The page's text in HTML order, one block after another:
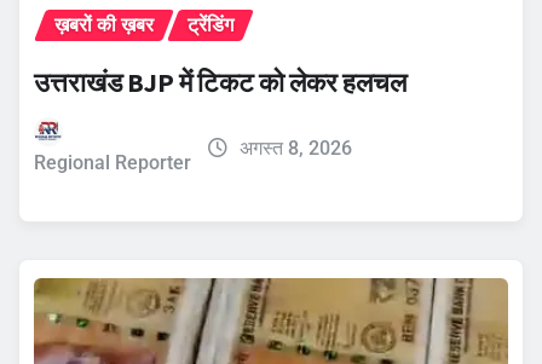
ख़बरों की ख़बर ट्रेंडिंग
उत्तराखंड BJP में टिकट को लेकर हलचल
Regional Reporter
अगस्त 8, 2026